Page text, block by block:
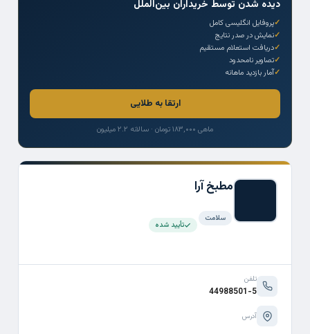
مطبخ آرا
سلامت
تأیید شده
تلفن
44988501-5
آدرس
دیده شدن توسط خریداران بین‌الملل
پروفایل انگلیسی کامل
نمایش در صدر نتایج
دریافت استعلام مستقیم
تصاویر نامحدود
آمار بازدید ماهانه
ارتقا به طلایی
ماهی ۱۸۳,۰۰۰ تومان · سالانه ۲.۲ میلیون